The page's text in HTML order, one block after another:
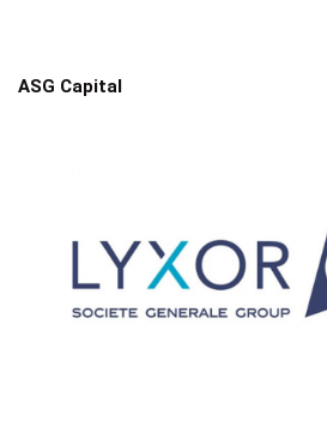
ASG Capital